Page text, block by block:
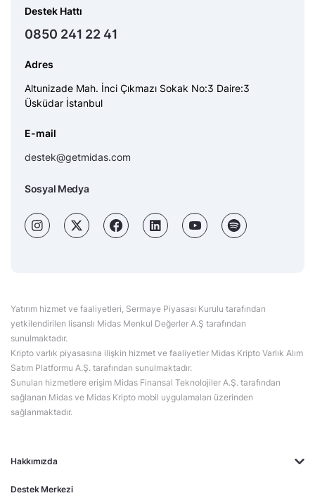
Hakkımızda
Destek Merkezi
Destek Hattı
0850 241 22 41
Adres
Altunizade Mah. İnci Çıkmazı Sokak No:3 Daire:3
Üsküdar İstanbul
E-mail
destek@getmidas.com
Sosyal Medya
Yatırım hizmet ve faaliyetleri, Sermaye Piyasası Kurulu tarafından
yetkilendirilen lisanslı Midas Menkul Değerler A.Ş tarafından
sunulmaktadır.
Kripto varlık piyasasına ilişkin hizmet ve faaliyetler Midas Kripto Varlık Alım
Satım Platformu A.Ş. tarafından sunulmaktadır.
Sunulan hizmetlere erişim Midas Finansal Teknolojiler A.Ş. tarafından
sağlanan Midas ve Midas Kripto mobil uygulamaları üzerinden
sağlanmaktadır.